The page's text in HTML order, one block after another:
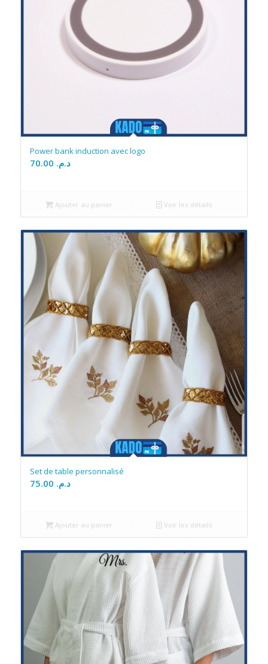
Power bank induction avec logo
د.م.
Ajouter au panier Voir les détails
Set de table personnalisé
د.م.
Ajouter au panier Voir les détails